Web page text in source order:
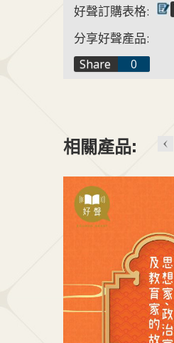
好聲訂購表格:
分享好聲產品:
Share
f
0
相關產品: